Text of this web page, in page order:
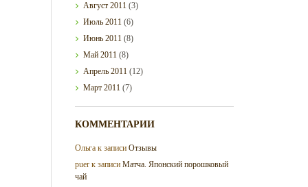
Август2011 (3)
Июль2011 (6)
Июнь2011 (8)
Май2011 (8)
Апрель2011 (12)
Март2011 (7)
КОММЕНТАРИИ
Ольга к записиОтзывы
puer к записиМатча. Японский порошковый
чай